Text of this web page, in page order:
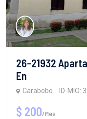
26-21932
En
Carabobo ID-MIO:
$ 200/Mes